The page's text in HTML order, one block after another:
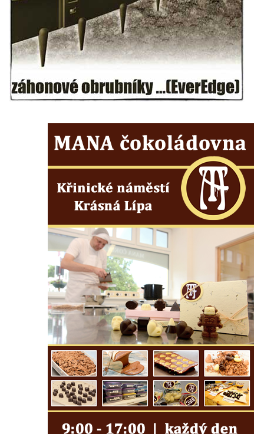
Kostel svaté Kateřiny Alexandrijské v
Krásně
Kostel Božího Těla v Kraslicích
Kostel svaté Maří Magdalény v Karlových
Kaple Panny Marie pod hradem Přimda
Hrobová kaple na hřbitově v Rychnově u
Jablonce nad Nisou
Márnice/hřbitovní kaple na hřbitově v
Rychnově u Jablonce nad Nisou
Výklenková kaple u rozcestí u domu čp. 42
Márnice na hřbitově v Krásné u Pěnčína
Výklenková kaple naproti domu čp. 34 v
Krásné u Pěnčína
Kostel svatého Josefa v Krásné u Pěnčína
Kostel Panny Marie Pomocné s Ivanitskou
poustevnou v Teplicích nad Metují
Hřbitovní kaple/márnice na hřbitově v
Teplicích nad Metují
Kostel svatého Vavřince v Teplicích nad
Metují
Hrobová kaple Johanna Nitsche na